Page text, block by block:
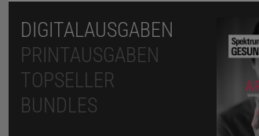
DIGITALAUSGABEN
PRINTAUSGABEN
TOPSELLER
BUNDLES